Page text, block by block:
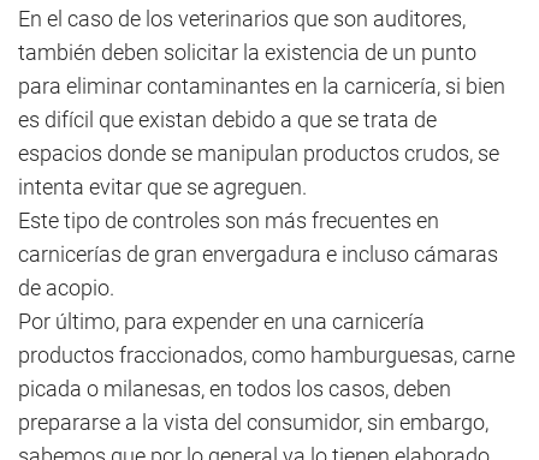
En el caso de los veterinarios que son auditores,
también deben solicitar la existencia de un punto
para eliminar contaminantes en la carnicería, si bien
es difícil que existan debido a que se trata de
espacios donde se manipulan productos crudos, se
intenta evitar que se agreguen.
Este tipo de controles son más frecuentes en
carnicerías de gran envergadura e incluso cámaras
de acopio.
Por último, para expender en una carnicería
productos fraccionados, como hamburguesas, carne
picada o milanesas, en todos los casos, deben
prepararse a la vista del consumidor, sin embargo,